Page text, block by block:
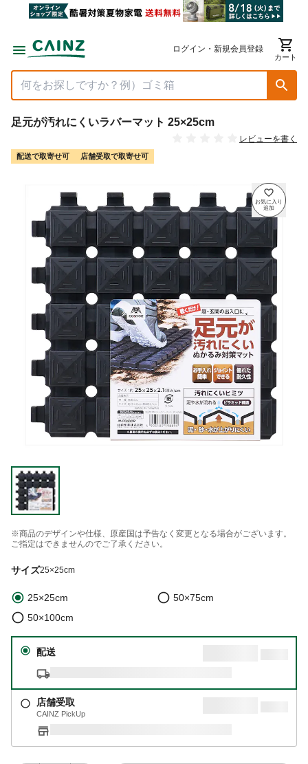
ログイン・新規会員登録
カート
足元が汚れにくいラバーマット 25×25cm
レビューを書く
配送で取寄せ可 店舗受取で取寄せ可
※商品のデザインや仕様、原産国は予告なく変更となる場合がございます。
ご指定はできませんのでご了承ください。
サイズ25×25cm
25×25cm
50×75cm
50×100cm
配送
店舗受取
CAINZ PickUp